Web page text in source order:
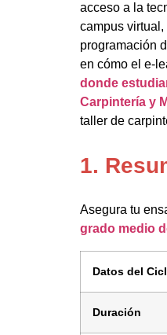
acceso a la
campus
programación
en cómo el e-
donde
Carpintería y
taller de
1.
Asegura tu
grado medio
Datos del
Duración